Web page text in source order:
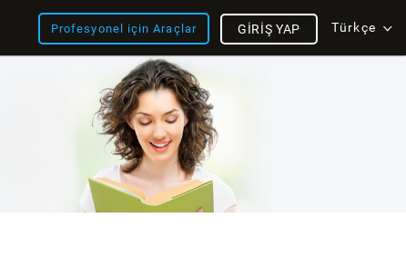
Profesyonel için Araçlar Türkçe
GIRIŞ YAP